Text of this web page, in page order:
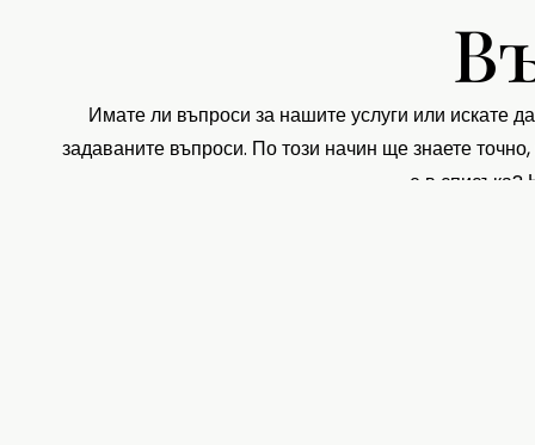
Имате ли въпроси за нашите услуги или искате
задаваните въпроси. По този начин ще знаете
е в списъка?